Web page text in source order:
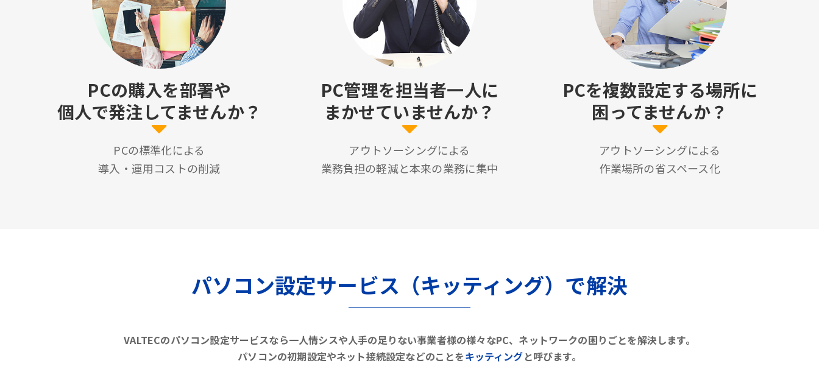
PCの購入を部署や
個人で発注してませんか？
PCの標準化による
導入・運用コストの削減
PC管理を担当者一人に
まかせていませんか？
アウトソーシングによる
業務負担の軽減と本来の業務に集中
PCを複数設定する場所に
困ってませんか？
アウトソーシングによる
作業場所の省スペース化
パソコン設定サービス（キッティング）で解決
VALTECのパソコン設定サービスなら一人情シスや人手の足りない事業者様の様々なPC、ネットワークの困りごとを解決します。
パソコンの初期設定やネット接続設定などのことをキッティングと呼びます。